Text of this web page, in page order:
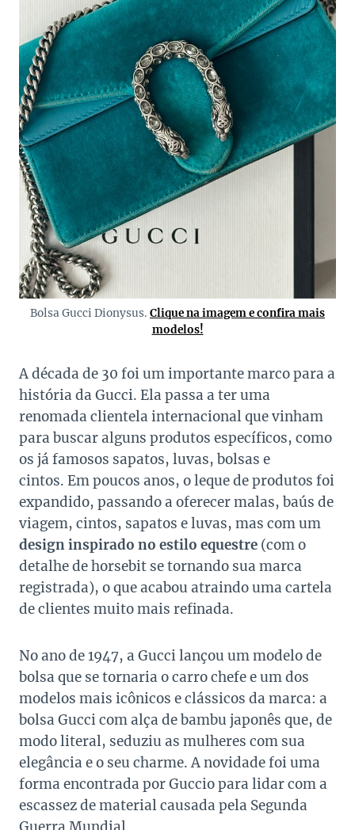
Bolsa Gucci Dionysus. Clique na imagem e confira mais
modelos!
A década de 30 foi um importante marco para a
história da Gucci. Ela passa a ter uma
renomada clientela internacional que vinham
para buscar alguns produtos específicos, como
os já famosos sapatos, luvas, bolsas e
cintos. Em poucos anos, o leque de produtos foi
expandido, passando a oferecer malas, baús de
viagem, cintos, sapatos e luvas, mas com um
design inspirado no estilo equestre (com o
detalhe de horsebit se tornando sua marca
registrada), o que acabou atraindo uma cartela
de clientes muito mais refinada.
No ano de 1947, a Gucci lançou um modelo de
bolsa que se tornaria o carro chefe e um dos
modelos mais icônicos e clássicos da marca: a
bolsa Gucci com alça de bambu japonês que, de
modo literal, seduziu as mulheres com sua
elegância e o seu charme. A novidade foi uma
forma encontrada por Guccio para lidar com a
escassez de material causada pela Segunda